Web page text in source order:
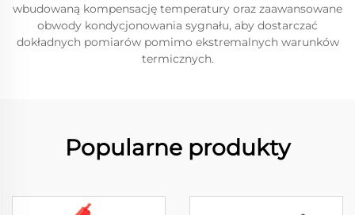
wbudowaną kompensację temperatury oraz zaawansowane
obwody kondycjonowania sygnału, aby dostarczać
dokładnych pomiarów pomimo ekstremalnych warunków
termicznych.
Popularne produkty